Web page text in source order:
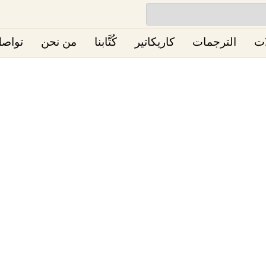
الترجمات كاريكاتير كُتَّابنا من نحن